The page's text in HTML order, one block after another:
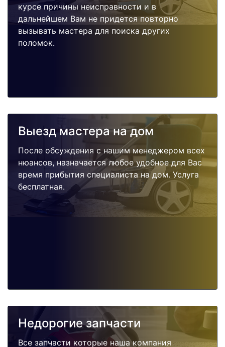
курсе причины неисправности и в
дальнейшем Вам не придется повторно
вызывать мастера для поиска других
поломок.
Выезд мастера на дом
После обсуждения с нашим менеджером всех
нюансов, назначается любое удобное для Вас
время прибытия специалиста на дом. Услуга
бесплатная.
Недорогие запчасти
Все запчасти которые наша компания